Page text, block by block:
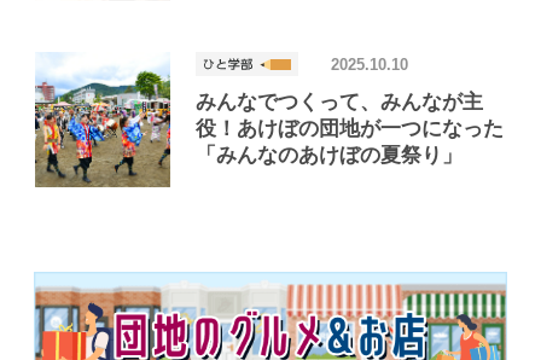
みんなでつくって、みんなが主
役！あけぼの団地が一つになった
「みんなのあけぼの夏祭り」
2025.10.10